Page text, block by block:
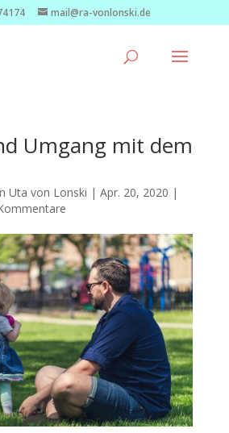
mail@ra-vonlonski.de
Umgang mit dem
Uta von Lonski | Apr. 20, 2020 |